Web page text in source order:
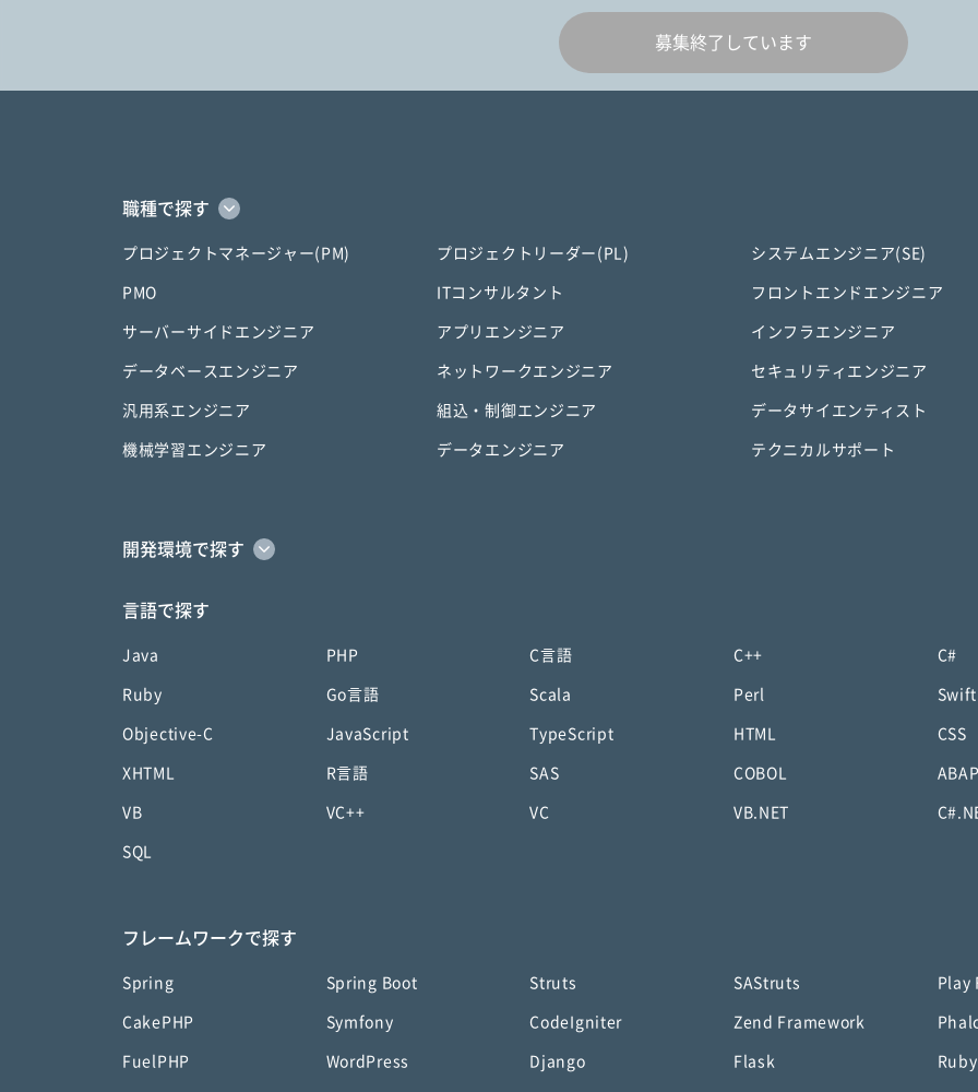
募集終了しています
職種で探す
プロジェクトマネージャー(PM) プロジェクトリーダー(PL) システムエンジニア(SE)
PMO ITコンサルタント フロントエンドエンジニア
サーバーサイドエンジニア アプリエンジニア インフラエンジニア
データベースエンジニア ネットワークエンジニア セキュリティエンジニア
汎用系エンジニア 組込・制御エンジニア データサイエンティスト
機械学習エンジニア データエンジニア テクニカルサポート
開発環境で探す
言語で探す
Java PHP C言語 C++ C#
Ruby Go言語 Scala Perl Swift
Objective-C JavaScript TypeScript HTML CSS
XHTML R言語 SAS COBOL ABAP
VB VC++ VC VB.NET
SQL
フレームワークで探す
Spring Spring Boot Struts SAStruts Play
CakePHP Symfony CodeIgniter Zend Framework
FuelPHP WordPress Django Flask